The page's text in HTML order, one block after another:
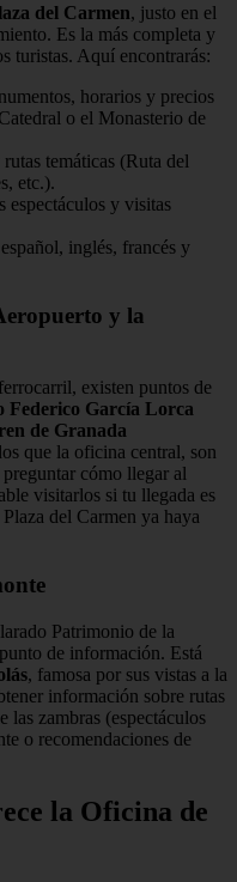
del Carmen, justo en el
Es la más completa y
turistas. Aquí encontrarás:
horarios y precios
o el Monasterio de
temáticas (Ruta del
etc.).
espectáculos y visitas
inglés, francés y
y la
existen puntos de
Federico García Lorca
de Granada
que la oficina central, son
cómo llegar al
visitarlos si tu llegada es
del Carmen ya haya
Patrimonio de la
de información. Está
, famosa por sus vistas a la
información sobre rutas
las zambras (espectáculos
o recomendaciones de
la Oficina de